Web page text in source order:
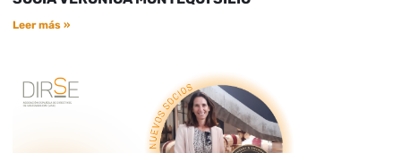
Leer más »